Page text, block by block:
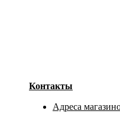
Контакты
Адреса